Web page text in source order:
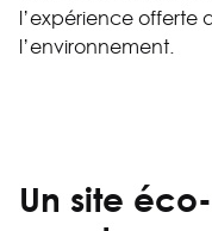
l’expérience offerte
l’environnement.
Un site